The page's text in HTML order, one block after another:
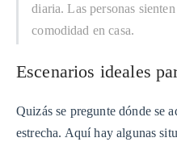
diaria. Las personas
comodidad en casa.
Escenarios ideales
Quizás se pregunte dónde se
estrecha. Aquí hay algunas